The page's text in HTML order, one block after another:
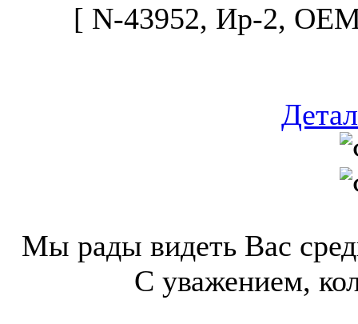
[ N-43952, Ир-2,
Мы рады видеть Вас
С уважением,